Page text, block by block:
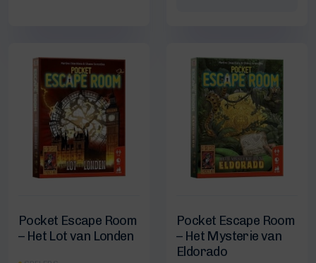
Pocket Escape Room
– Het Lot van Londen
Pocket Escape Room
– Het Mysterie van
Eldorado